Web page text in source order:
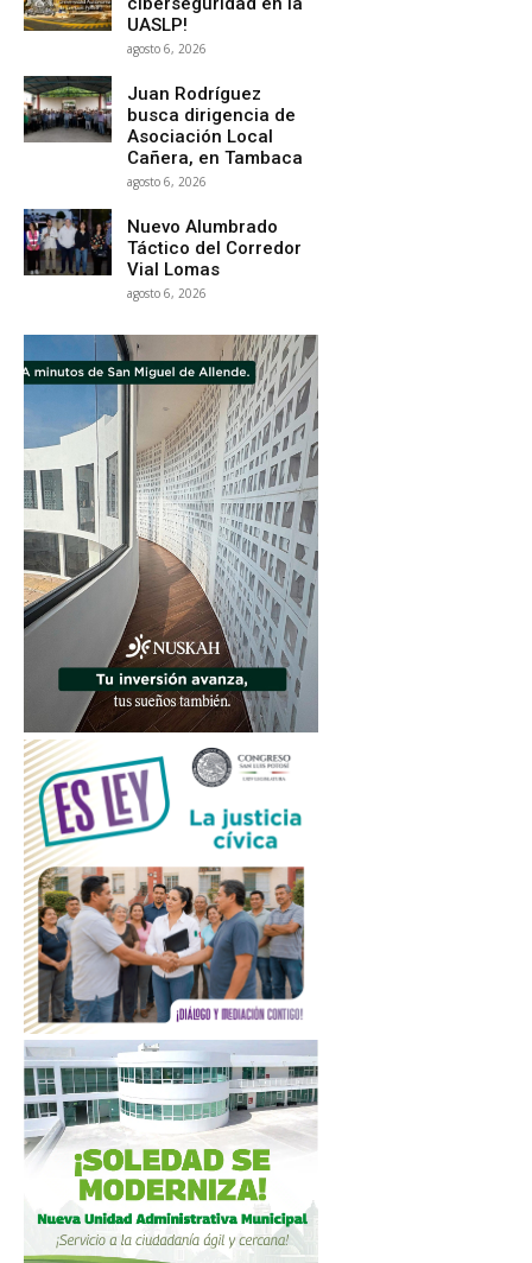
UASLP!
agosto 6, 2026
Juan Rodríguez
busca dirigencia de
Asociación Local
Cañera, en Tambaca
agosto 6, 2026
Nuevo Alumbrado
Táctico del Corredor
Vial Lomas
agosto 6, 2026